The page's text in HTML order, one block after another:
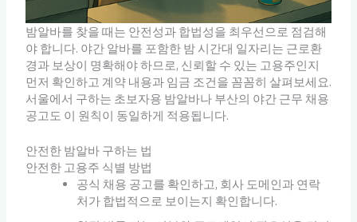
밤알바를 찾을 때는 안전성과 합법성을 최우선으로 점검해
야 합니다. 야간 알바를 포함한 밤 시간대 일자리는 근로환
경과 보상이 명확해야 하므로, 신뢰할 수 있는 고용주인지
먼저 확인하고 계약 내용과 임금 조건을 꼼꼼히 살펴보세요.
서울에서 구하는 초보자용 밤알바나 부산의 야간 근무 채용
공고도 이 원칙이 동일하게 적용됩니다.
안전한 밤알바 구하는 법
안전한 고용주 식별 방법
공식 채용 공고를 확인하고, 회사 도메인과 연락
처가 합법적으로 보이는지 확인합니다.